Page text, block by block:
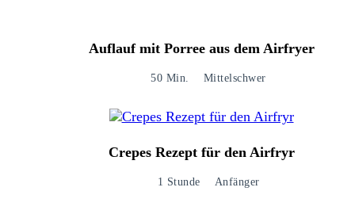
Auflauf mit Porree aus dem Airfryer
50 Min. Mittelschwer
Crepes Rezept für den Airfryr
1 Stunde Anfänger